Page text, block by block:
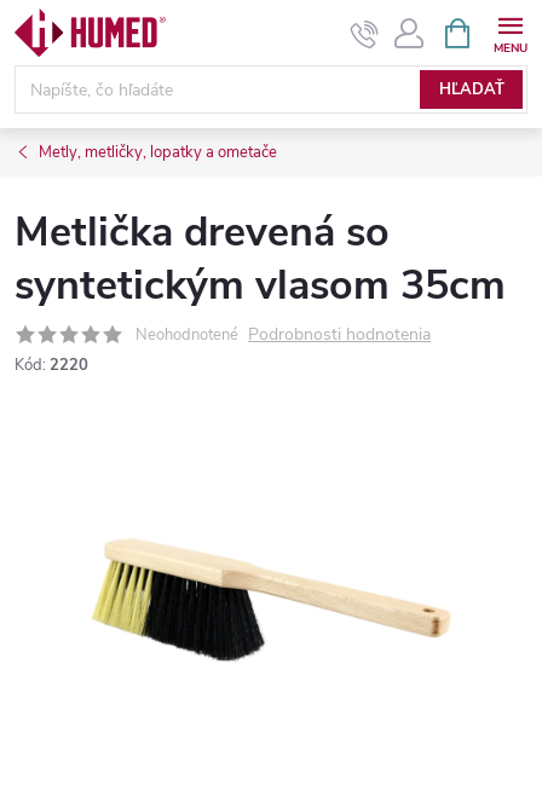
Prejsť
obsah
HĽADAŤ
KOŠÍK
Metly, metličky, lopatky a ometače
Metlička drevená so
syntetickým vlasom 35cm
Neohodnotené Podrobnosti hodnotenia
Kód: 2220